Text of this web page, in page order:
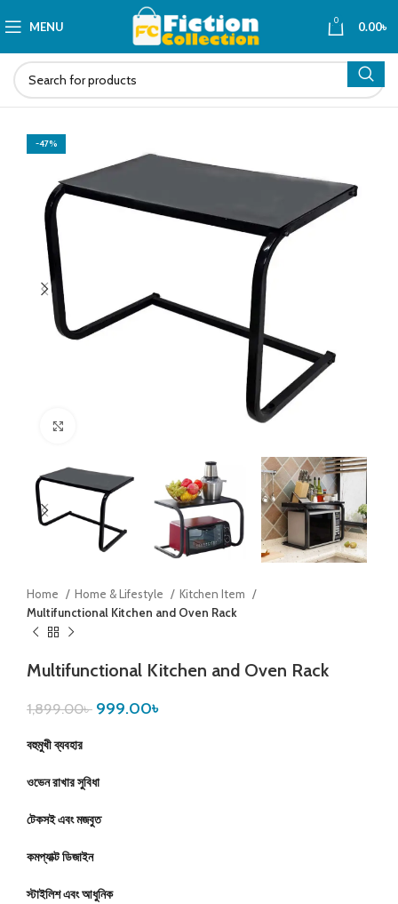
MENU 0 0.00৳
-47%
Home Home & Lifestyle
Kitchen Item
Multifunctional Kitchen and Oven Rack
Multifunctional Kitchen and Oven Rack
1,899.00৳ 999.00৳
বহুমুখী ব্যবহার
ওভেন রাখার সুবিধা
টেকসই এবং মজবুত
কমপ্যাক্ট ডিজাইন
স্টাইলিশ এবং আধুনিক